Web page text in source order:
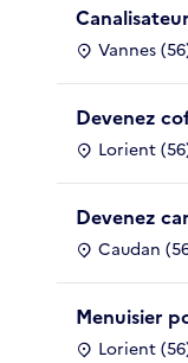
Vannes
Devenez
Lorient
Devenez
Caudan
Menuisier
Lorient